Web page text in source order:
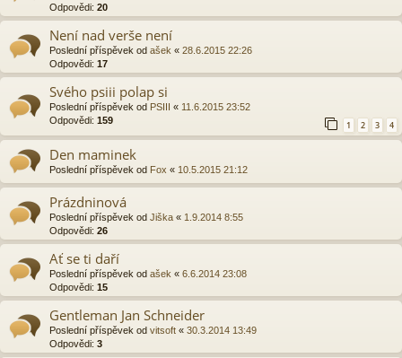
Odpovědi: 20
Není nad verše není
Poslední příspěvek od ašek « 28.6.2015 22:26
Odpovědi: 17
Svého psiii polap si
Poslední příspěvek od PSIII « 11.6.2015 23:52
Odpovědi: 159 1 2 3 4
Den maminek
Poslední příspěvek od Fox « 10.5.2015 21:12
Prázdninová
Poslední příspěvek od Jiška « 1.9.2014 8:55
Odpovědi: 26
Ať se ti daří
Poslední příspěvek od ašek « 6.6.2014 23:08
Odpovědi: 15
Gentleman Jan Schneider
Poslední příspěvek od vitsoft « 30.3.2014 13:49
Odpovědi: 3